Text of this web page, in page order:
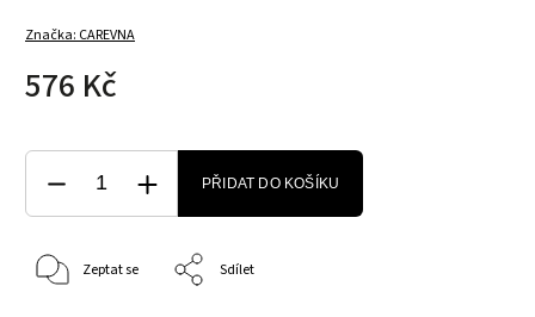
Značka: CAREVNA
576 Kč
PŘIDAT DO KOŠÍKU
Zeptat se Sdílet